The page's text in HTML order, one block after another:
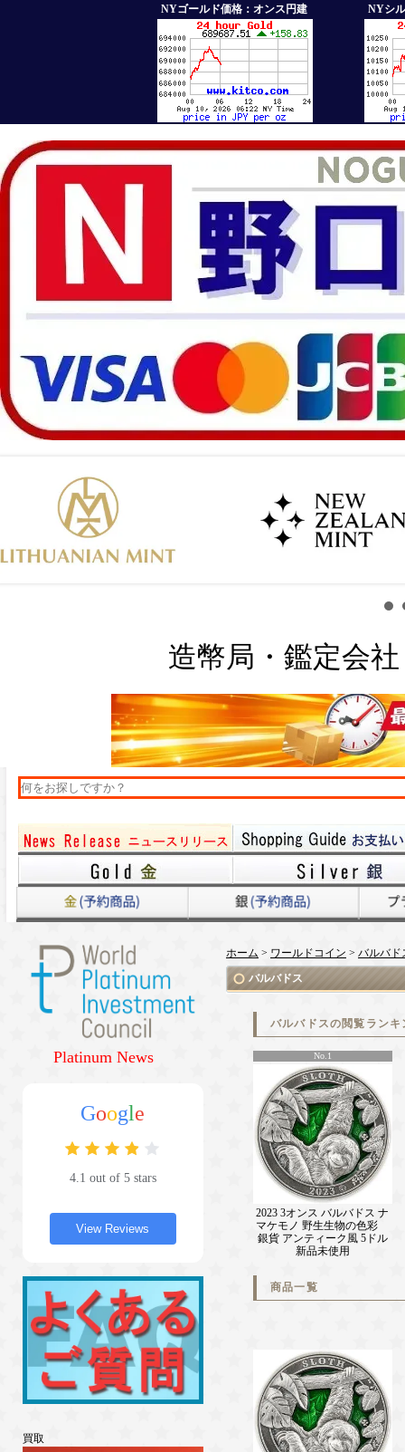
NYゴールド価格：オンス円建 NYシ
造幣局・鑑定会
Platinum News
Google
4.1 out of 5 stars
View Reviews
買取
ホーム > ワールドコイン > バルバド
バルバドス
バルバドスの閲覧ランキ
No.1
2023 3オンス バルバドス ナ
マケモノ 野生生物の色彩
銀貨 アンティーク風 5ドル
新品未使用
商品一覧